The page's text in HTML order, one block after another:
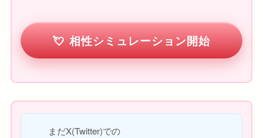
相性シミュレーション開始
まだX(Twitter)での